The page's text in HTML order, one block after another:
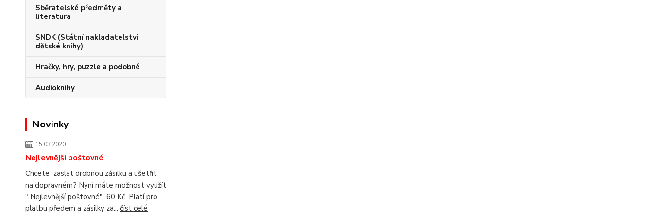
Sběratelské předměty a
literatura
SNDK (Státní nakladatelství
dětské knihy)
Hračky, hry, puzzle a podobné
Audioknihy
Novinky
15.03.2020
Nejlevnější poštovné
Chcete zaslat drobnou zásilku a ušetřit
na dopravném? Nyní máte možnost využít
" Nejlevnější poštovné" 60 Kč. Platí pro
platbu předem a zásilky za... číst celé